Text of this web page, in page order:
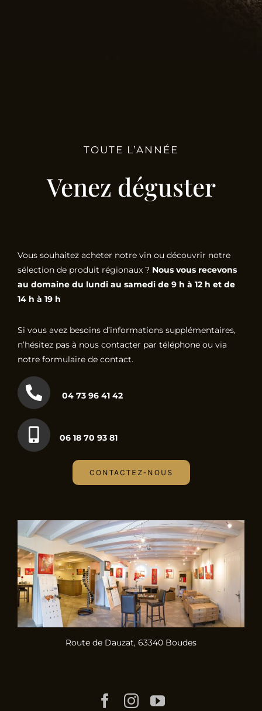
TOUTE L’ANNÉE
Venez déguster
Vous souhaitez acheter notre vin ou découvrir notre
sélection de produit régionaux ? Nous vous recevons
au domaine du lundi au samedi de 9 h à 12 h et de
14 h à 19 h
Si vous avez besoins d’informations supplémentaires,
n’hésitez pas à nous contacter par téléphone ou via
notre formulaire de contact.
04 73 96 41 42
06 18 70 93 81
CONTACTEZ-NOUS
Route de Dauzat, 63340 Boudes